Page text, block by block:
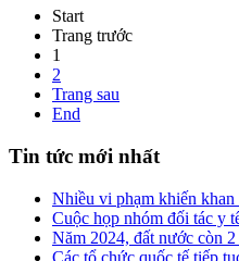
Start
Trang trước
1
2
Trang sau
End
Tin tức mới nhất
Nhiều vi phạm khiến
Cuộc họp nhóm đối tác y
Năm 2024, đất nước còn
Các tổ chức quốc tế tiếp